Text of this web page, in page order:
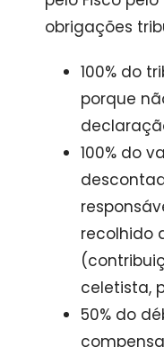
obrigações
100% do
porque
100% do
recolhido
celetista,
50% do